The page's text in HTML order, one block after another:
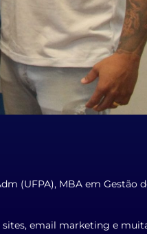
(UFPA), MBA em Gestão
email marketing e